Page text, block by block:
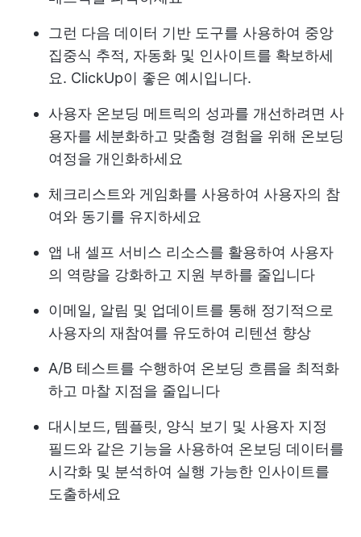
그런 다음 데이터 기반 도구를 사용하여 중앙
집중식 추적, 자동화 및 인사이트를 확보하세
요. ClickUp이 좋은 예시입니다.
사용자 온보딩 메트릭의 성과를 개선하려면 사
용자를 세분화하고 맞춤형 경험을 위해 온보딩
여정을 개인화하세요
체크리스트와 게임화를 사용하여 사용자의 참
여와 동기를 유지하세요
앱 내 셀프 서비스 리소스를 활용하여 사용자
의 역량을 강화하고 지원 부하를 줄입니다
이메일, 알림 및 업데이트를 통해 정기적으로
사용자의 재참여를 유도하여 리텐션 향상
A/B 테스트를 수행하여 온보딩 흐름을 최적화
하고 마찰 지점을 줄입니다
대시보드, 템플릿, 양식 보기 및 사용자 지정
필드와 같은 기능을 사용하여 온보딩 데이터를
시각화 및 분석하여 실행 가능한 인사이트를
도출하세요